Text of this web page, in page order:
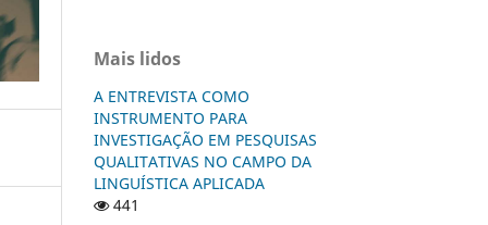
Mais lidos
A ENTREVISTA COMO
INSTRUMENTO PARA
INVESTIGAÇÃO EM PESQUISAS
QUALITATIVAS NO CAMPO DA
LINGUÍSTICA APLICADA
441